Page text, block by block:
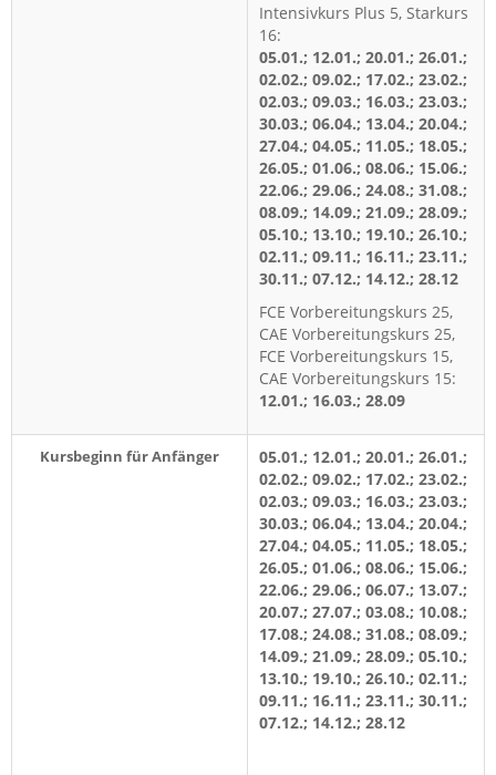
Intensivkurs Plus 5, Starkurs
16:
05.01.; 12.01.; 20.01.; 26.01.;
02.02.; 09.02.; 17.02.; 23.02.;
02.03.; 09.03.; 16.03.; 23.03.;
30.03.; 06.04.; 13.04.; 20.04.;
27.04.; 04.05.; 11.05.; 18.05.;
26.05.; 01.06.; 08.06.; 15.06.;
22.06.; 29.06.; 24.08.; 31.08.;
08.09.; 14.09.; 21.09.; 28.09.;
05.10.; 13.10.; 19.10.; 26.10.;
02.11.; 09.11.; 16.11.; 23.11.;
30.11.; 07.12.; 14.12.; 28.12
FCE Vorbereitungskurs 25,
CAE Vorbereitungskurs 25,
FCE Vorbereitungskurs 15,
CAE Vorbereitungskurs 15:
12.01.; 16.03.; 28.09
Kursbeginn für Anfänger
05.01.; 12.01.; 20.01.; 26.01.;
02.02.; 09.02.; 17.02.; 23.02.;
02.03.; 09.03.; 16.03.; 23.03.;
30.03.; 06.04.; 13.04.; 20.04.;
27.04.; 04.05.; 11.05.; 18.05.;
26.05.; 01.06.; 08.06.; 15.06.;
22.06.; 29.06.; 06.07.; 13.07.;
20.07.; 27.07.; 03.08.; 10.08.;
17.08.; 24.08.; 31.08.; 08.09.;
14.09.; 21.09.; 28.09.; 05.10.;
13.10.; 19.10.; 26.10.; 02.11.;
09.11.; 16.11.; 23.11.; 30.11.;
07.12.; 14.12.; 28.12